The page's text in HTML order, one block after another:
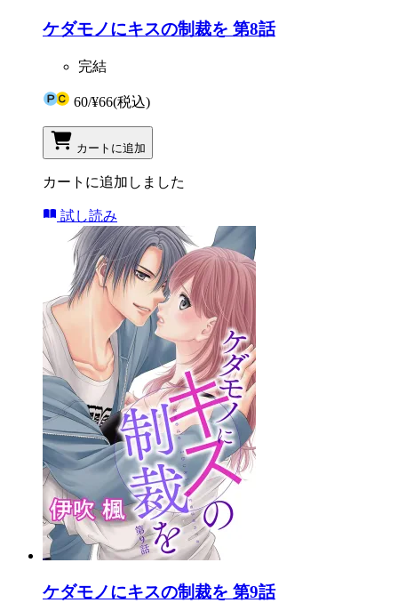
ケダモノにキスの制裁を 第8話
完結
60/¥66(税込)
カートに追加
カートに追加しました
試し読み
ケダモノにキスの制裁を 第9話